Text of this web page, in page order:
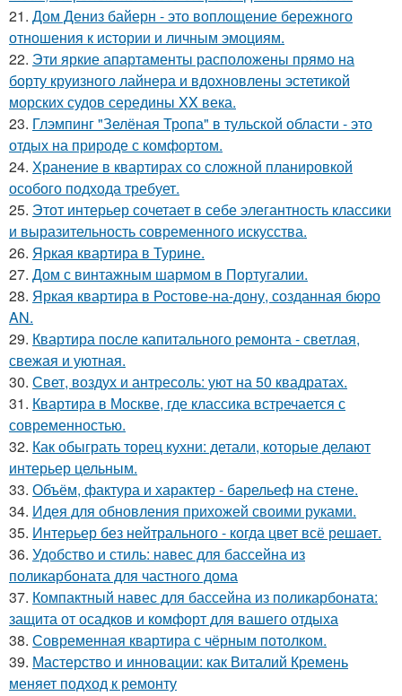
21. Дом Дениз байерн - это воплощение бережного
отношения к истории и личным эмоциям.
22. Эти яркие апартаменты расположены прямо на
борту круизного лайнера и вдохновлены эстетикой
морских судов середины XX века.
23. Глэмпинг "Зелёная Тропа" в тульской области - это
отдых на природе с комфортом.
24. Хранение в квартирах со сложной планировкой
особого подхода требует.
25. Этот интерьер сочетает в себе элегантность классики
и выразительность современного искусства.
26. Яркая квартира в Турине.
27. Дом с винтажным шармом в Португалии.
28. Яркая квартира в Ростове-на-дону, созданная бюро
AN.
29. Квартира после капитального ремонта - светлая,
свежая и уютная.
30. Свет, воздух и антресоль: уют на 50 квадратах.
31. Квартира в Москве, где классика встречается с
современностью.
32. Как обыграть торец кухни: детали, которые делают
интерьер цельным.
33. Объём, фактура и характер - барельеф на стене.
34. Идея для обновления прихожей своими руками.
35. Интерьер без нейтрального - когда цвет всё решает.
36. Удобство и стиль: навес для бассейна из
поликарбоната для частного дома
37. Компактный навес для бассейна из поликарбоната:
защита от осадков и комфорт для вашего отдыха
38. Современная квартира с чёрным потолком.
39. Мастерство и инновации: как Виталий Кремень
меняет подход к ремонту